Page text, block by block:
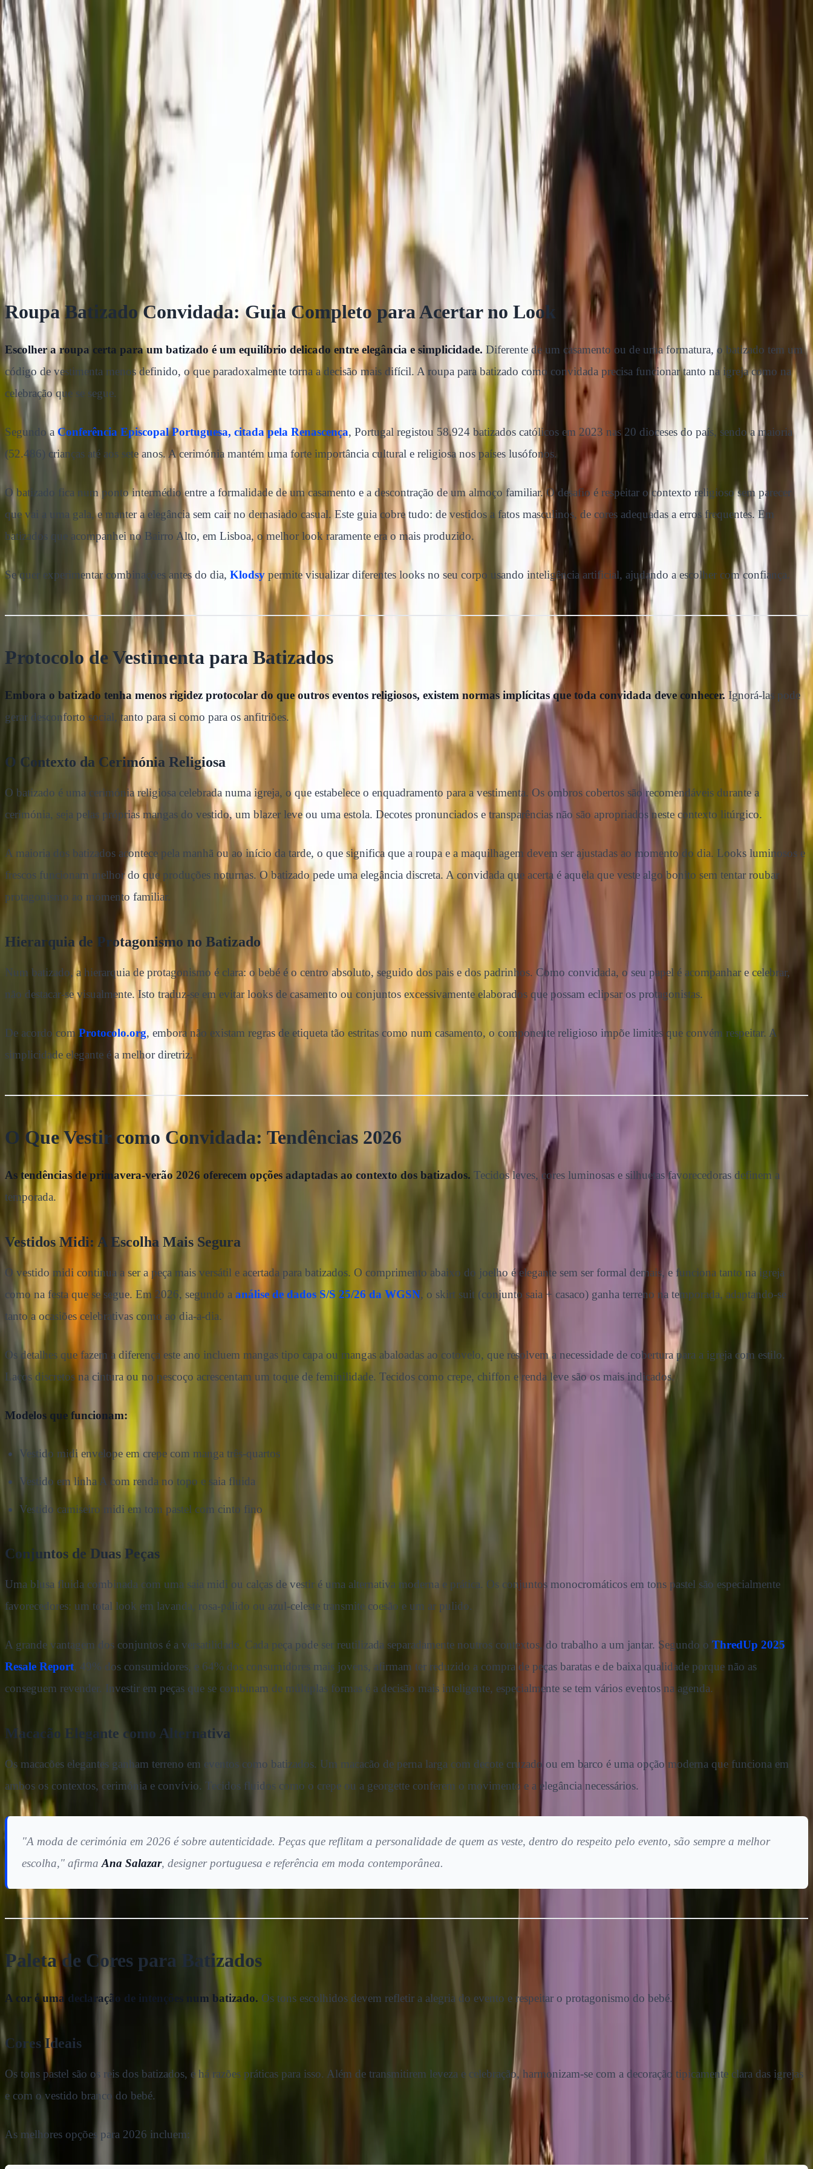
klodsy
Recursos
Experimentar
Início
Roupa Batizado Convidada: O Que Vestir em 2026
roupa-batizado batizado-convidadamoda-festa madrinha-batizado
Roupa Batizado Convidada: O Que Vestir em 2026
March 27, 2026
Equipa Klodsy
min de leitura
Roupa Batizado Convidada: Guia Completo para Acertar no Look
Escolher a roupa certa para um batizado é um equilíbrio delicado entre elegância e simplicidade. Diferente de um casamento ou de uma formatura, o batizado tem um
código de vestimenta menos definido, o que paradoxalmente torna a decisão mais difícil. A roupa para batizado como convidada precisa funcionar tanto na igreja como na
celebração que se segue.
Segundo a Conferência Episcopal Portuguesa, citada pela Renascença, Portugal registou 58.924 batizados católicos em 2023 nas 20 dioceses do país, sendo a maioria
(52.486) crianças até aos sete anos. A cerimónia mantém uma forte importância cultural e religiosa nos países lusófonos.
O batizado fica num ponto intermédio entre a formalidade de um casamento e a descontração de um almoço familiar. O desafio é respeitar o contexto religioso sem parecer
que vai a uma gala, e manter a elegância sem cair no demasiado casual. Este guia cobre tudo: de vestidos a fatos masculinos, de cores adequadas a erros frequentes. Em
batizados que acompanhei no Bairro Alto, em Lisboa, o melhor look raramente era o mais produzido.
Se quer experimentar combinações antes do dia, Klodsy permite visualizar diferentes looks no seu corpo usando inteligência artificial, ajudando a escolher com confiança.
Protocolo de Vestimenta para Batizados
Embora o batizado tenha menos rigidez protocolar do que outros eventos religiosos, existem normas implícitas que toda convidada deve conhecer. Ignorá-las pode
gerar desconforto social, tanto para si como para os anfitriões.
O Contexto da Cerimónia Religiosa
O batizado é uma cerimónia religiosa celebrada numa igreja, o que estabelece o enquadramento para a vestimenta. Os ombros cobertos são recomendáveis durante a
cerimónia, seja pelas próprias mangas do vestido, um blazer leve ou uma estola. Decotes pronunciados e transparências não são apropriados neste contexto litúrgico.
A maioria dos batizados acontece pela manhã ou ao início da tarde, o que significa que a roupa e a maquilhagem devem ser ajustadas ao momento do dia. Looks luminosos e
frescos funcionam melhor do que produções noturnas. O batizado pede uma elegância discreta. A convidada que acerta é aquela que veste algo bonito sem tentar roubar
protagonismo ao momento familiar.
Hierarquia de Protagonismo no Batizado
Num batizado, a hierarquia de protagonismo é clara: o bebé é o centro absoluto, seguido dos pais e dos padrinhos. Como convidada, o seu papel é acompanhar e celebrar,
não destacar-se visualmente. Isto traduz-se em evitar looks de casamento ou conjuntos excessivamente elaborados que possam eclipsar os protagonistas.
De acordo com Protocolo.org, embora não existam regras de etiqueta tão estritas como num casamento, o componente religioso impõe limites que convém respeitar. A
simplicidade elegante é a melhor diretriz.
O Que Vestir como Convidada: Tendências 2026
As tendências de primavera-verão 2026 oferecem opções adaptadas ao contexto dos batizados. Tecidos leves, cores luminosas e silhuetas favorecedoras definem a
temporada.
Vestidos Midi: A Escolha Mais Segura
O vestido midi continua a ser a peça mais versátil e acertada para batizados. O comprimento abaixo do joelho é elegante sem ser formal demais, e funciona tanto na igreja
como na festa que se segue. Em 2026, segundo a análise de dados S/S 25/26 da WGSN, o skirt suit (conjunto saia + casaco) ganha terreno na temporada, adaptando-se
tanto a ocasiões celebrativas como ao dia-a-dia.
Os detalhes que fazem a diferença este ano incluem mangas tipo capa ou mangas abaloadas ao cotovelo, que resolvem a necessidade de cobertura para a igreja com estilo.
Laços discretos na cintura ou no pescoço acrescentam um toque de feminilidade. Tecidos como crepe, chiffon e renda leve são os mais indicados.
Modelos que funcionam:
Vestido midi envelope em crepe com manga três-quartos
Vestido em linha A com renda no topo e saia fluida
Vestido camiseiro midi em tom pastel com cinto fino
Conjuntos de Duas Peças
Uma blusa fluida combinada com uma saia midi ou calças de vestir é uma alternativa moderna e prática. Os conjuntos monocromáticos em tons pastel são especialmente
favorecedores: um total look em lavanda, rosa-pálido ou azul-celeste transmite coesão e um ar pulido.
A grande vantagem dos conjuntos é a versatilidade. Cada peça pode ser reutilizada separadamente noutros contextos, do trabalho a um jantar. Segundo o ThredUp 2025
Resale Report, 49% dos consumidores, e 64% dos consumidores mais jovens, afirmam ter reduzido a compra de peças baratas e de baixa qualidade porque não as
conseguem revender. Investir em peças que se combinam de múltiplas formas é a decisão mais inteligente, especialmente se tem vários eventos na agenda.
Macacão Elegante como Alternativa
Os macacões elegantes ganham terreno em eventos como batizados. Um macacão de perna larga com decote cruzado ou em barco é uma opção moderna que funciona em
ambos os contextos, cerimónia e convívio. Tecidos fluidos como o crepe ou a georgette conferem o movimento e a elegância necessários.
"A moda de cerimónia em 2026 é sobre autenticidade. Peças que reflitam a personalidade de quem as veste, dentro do respeito pelo evento, são sempre a melhor
escolha," afirma Ana Salazar, designer portuguesa e referência em moda contemporânea.
Paleta de Cores para Batizados
A cor é uma declaração de intenções num batizado. Os tons escolhidos devem refletir a alegria do evento e respeitar o protagonismo do bebé.
Cores Ideais
Os tons pastel são os reis dos batizados, e há razões práticas para isso. Além de transmitirem leveza e celebração, harmonizam-se com a decoração tipicamente clara das igrejas
e com o vestido branco do bebé.
As melhores opções para 2026 incluem: